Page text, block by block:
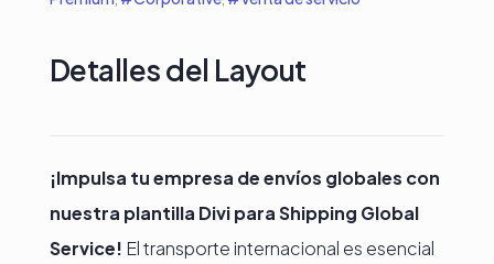
Detalles del Layout
¡Impulsa tu empresa de envíos globales con
nuestra plantilla Divi para Shipping Global
Service! El transporte internacional es esencial